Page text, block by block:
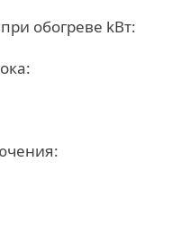
обогреве kВт: